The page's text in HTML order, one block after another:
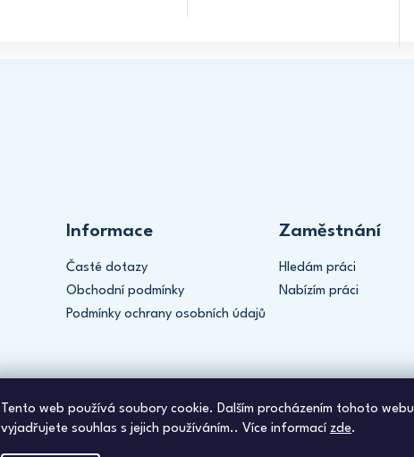
Tento web používá soubory cookie. Dalším procházením tohoto webu
vyjadřujete souhlas s jejich používáním.. Více informací zde.
Informace
Časté dotazy
Obchodní podmínky
Podmínky ochrany osobních údajů
Zaměstnání
Hledám práci
Nabízím práci